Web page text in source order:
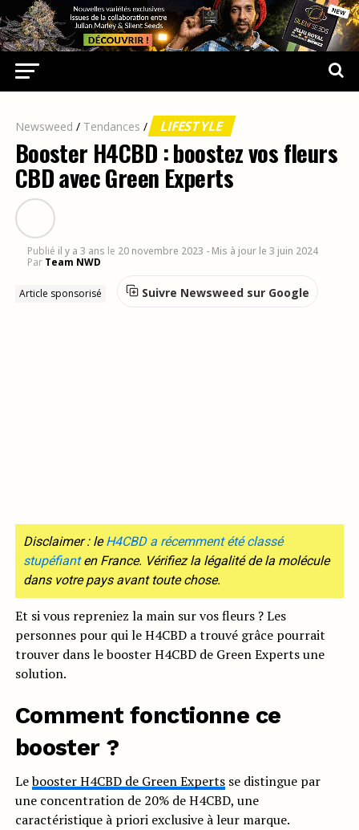
Newsweed / Tendances / LIFESTYLE
Booster H4CBD : boostez vos fleurs
CBD avec Green Experts
Publié il y a 3 ans le 20 novembre 2023 - Mis à jour le 3 juin 2024
Par Team NWD
Article sponsorisé Suivre Newsweed sur Google
Disclaimer : leH4CBD a récemment été classé
stupéfianten France. Vérifiez la légalité de la molécule
dans votre pays avant toute chose.
Et si vous repreniez la main sur vos fleurs ? Les
personnes pour qui le H4CBD a trouvé grâce pourrait
trouver dans le booster H4CBD de Green Experts une
solution.
Comment fonctionne ce
booster ?
Lebooster H4CBD de Green Expertsse distingue par
une concentration de 20% de H4CBD, une
caractéristique à priori exclusive à leur marque.